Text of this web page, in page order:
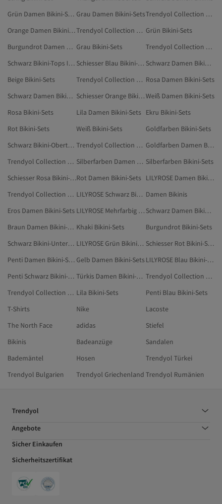
Grün Damen Bikini-Sets Grau Damen Bikini-Sets
Trendyol Collection Blau Bikini-Sets
Orange Damen Bikini-Sets
Trendyol Collection Dunkelblau Bikini-Sets Grün Bikini-Sets
Burgundrot Damen Bikini-Sets Grau Bikini-Sets
Trendyol Collection Mehrfarbig Bikini-Sets
Schwarz Bikini-Tops In Übergröße
Schiesser Blau Bikini-Sets
Schwarz Damen Bikini-Tops In Übergröße
Beige Bikini-Sets
Trendyol Collection Grün Bikini-Sets Rosa Damen Bikini-Sets
Schwarz Damen Bikini-Oberteile
Schiesser Orange Bikini-SetsWeiß Damen Bikini-Sets
Rosa Bikini-Sets
Lila Damen Bikini-Sets Ekru Bikini-Sets
Rot Bikini-Sets
Weiß Bikini-Sets
Goldfarben Bikini-Sets
Schwarz Bikini-Oberteile
Trendyol Collection Grau Bikini-Sets
Goldfarben Damen Bikini-Sets
Trendyol Collection Braun Bikini-Sets
Silberfarben Damen Bikini-Sets Silberfarben Bikini-Sets
Schiesser Rosa Bikini-SetsRot Damen Bikini-Sets
LILYROSE Damen Bikini-Sets
Trendyol Collection Burgundrot Bikini-Sets
LILYROSE Schwarz Bikini-Sets Damen Bikinis
Eros Damen Bikini-Sets
LILYROSE Mehrfarbig Bikini-Sets
Schwarz Damen Bikini-Unterteile In Übergröße
Braun Damen Bikini-Sets Khaki Bikini-Sets
Burgundrot Bikini-Sets
Schwarz Bikini-Unterteile In Übergröße
LILYROSE Grün Bikini-Sets
Schiesser Rot Bikini-Sets
Penti Damen Bikini-Sets Gelb Damen Bikini-Sets
LILYROSE Blau Bikini-Sets
Penti Schwarz Bikini-Sets
Türkis Damen Bikini-Sets
Trendyol Collection Goldfarben Bikini-Sets
Trendyol Collection Bikini-Sets Lila Bikini-Sets
Penti Blau Bikini-Sets
T-Shirts
Nike
Lacoste
The North Face
adidas
Stiefel
Bikinis
Badeanzüge
Sandalen
Bademäntel
Hosen
Trendyol Türkei
Trendyol Bulgarien
Trendyol Griechenland Trendyol Rumänien
Trendyol
Angebote
Sicher Einkaufen
Sicherheitszertifikat